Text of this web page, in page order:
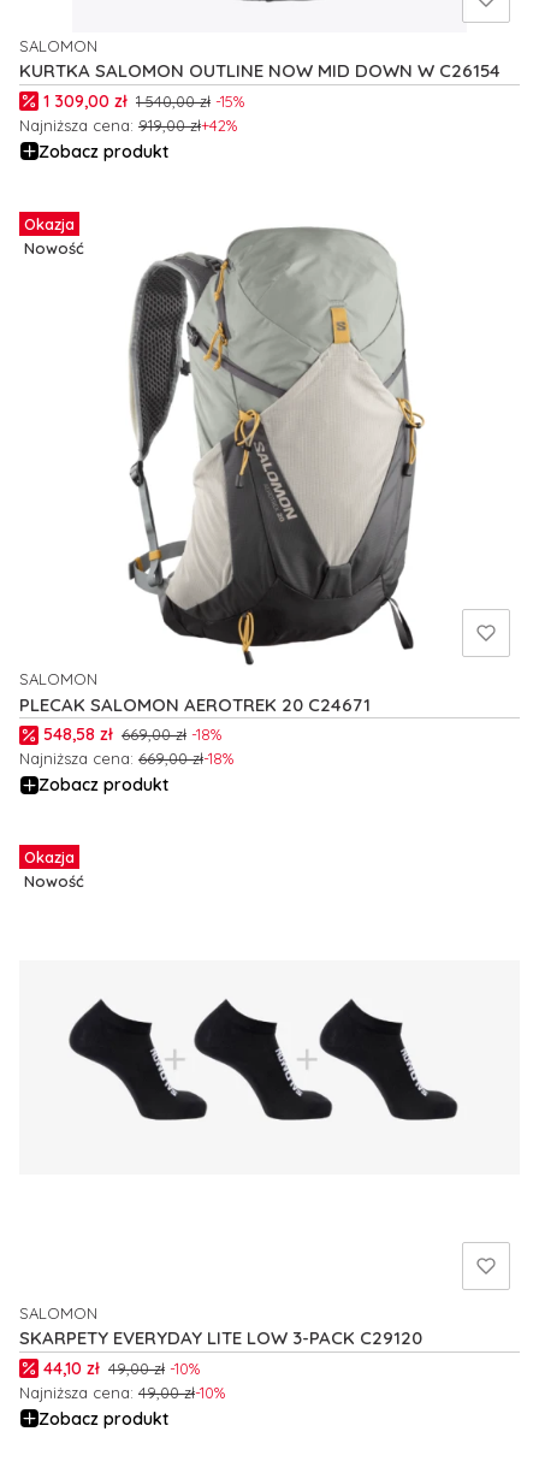
KURTKA SALOMON OUTLINE NOW MID DOWN W C26154
PRODUCENT
SALOMON
Cena promocyjna
1 309,00 zł 1 540,00 zł -15%
Najniższa cena: 919,00 zł+42%
Zobacz produkt
Okazja
Nowość
PLECAK SALOMON AEROTREK 20 C24671
PRODUCENT
SALOMON
Cena promocyjna
548,58 zł 669,00 zł -18%
Najniższa cena: 669,00 zł-18%
Zobacz produkt
Okazja
Nowość
SKARPETY EVERYDAY LITE LOW 3-PACK C29120
PRODUCENT
SALOMON
Cena promocyjna
44,10 zł 49,00 zł -10%
Najniższa cena: 49,00 zł-10%
Zobacz produkt